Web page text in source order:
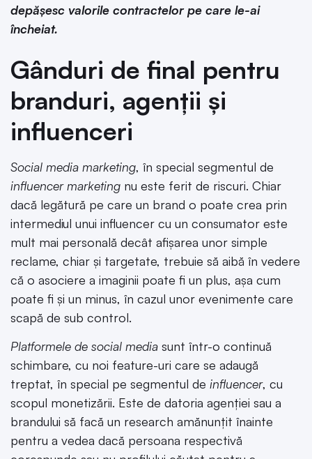
depășesc valorile contractelor pe care le-ai
încheiat.
Gânduri de final pentru
branduri, agenții și
influenceri
Social media marketing, în special segmentul de
influencer marketing nu este ferit de riscuri. Chiar
dacă legătură pe care un brand o poate crea prin
intermediul unui influencer cu un consumator este
mult mai personală decât afișarea unor simple
reclame, chiar și targetate, trebuie să aibă în vedere
că o asociere a imaginii poate fi un plus, așa cum
poate fi și un minus, în cazul unor evenimente care
scapă de sub control.
Platformele de social media sunt într-o continuă
schimbare, cu noi feature-uri care se adaugă
treptat, în special pe segmentul de influencer, cu
scopul monetizării. Este de datoria agenției sau a
brandului să facă un research amănunțit înainte
pentru a vedea dacă persoana respectivă